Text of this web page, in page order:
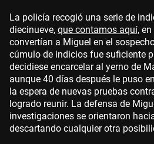
La policía recogió una serie de
diecinueve, que contamos aquí, en
convertían a Miguel en el
cúmulo de indicios fue suficiente
decidiese encarcelar al yerno de
aunque 40 días después le puso
la espera de nuevas pruebas
logrado reunir. La defensa de
investigaciones se orientaron
descartando cualquier otra